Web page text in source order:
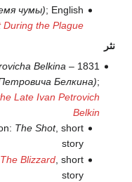
чумы); English
During the Plague
نثر
1831 –
Belkina
Белкина);
Late Ivan Petrovich
Belkin
The Shot, short
story
The Blizzard, short
story